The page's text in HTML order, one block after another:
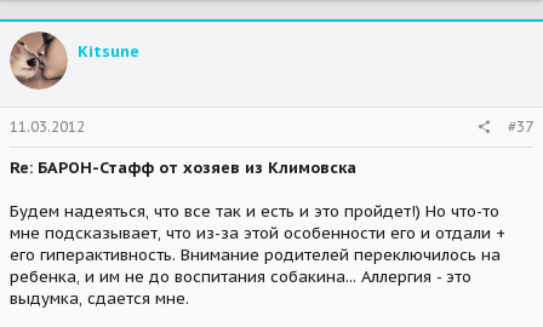
Kitsune
11.03.2012 #37
Re: БАРОН-Стафф от хозяев из Климовска
Будем надеяться, что все так и есть и это пройдет!) Но что-то
мне подсказывает, что из-за этой особенности его и отдали +
его гиперактивность. Внимание родителей переключилось на
ребенка, и им не до воспитания собакина... Аллергия - это
выдумка, сдается мне.